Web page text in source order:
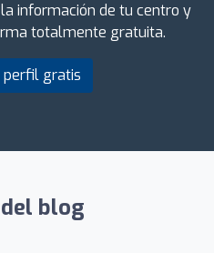
información de tu centro y
totalmente gratuita.
perfil gratis
blog